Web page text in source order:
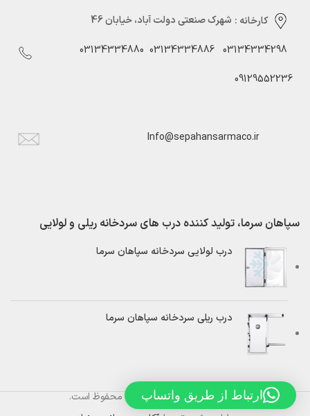
کارخانه : شهرک صنعتی دولت آباد، خیابان 46
03134334298
03134334886
03134334880
09129552236
Info@sepahansarmaco.ir
سپاهان سرما، تولید کننده درب های سردخانه ریلی و لولایی
درب لولایی سردخانه سپاهان سرما
درب ریلی سردخانه سپاهان سرما
تمام حقوق برایسپاهان سرمامحفوظ است.
ارتباط از طریق واتساپ